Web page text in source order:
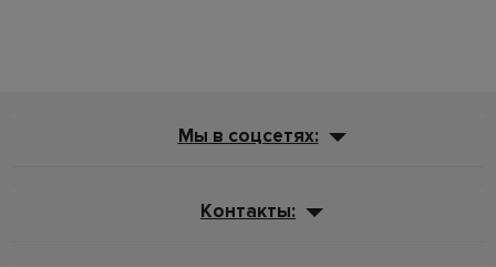
Мы в соцсетях:
Контакты: